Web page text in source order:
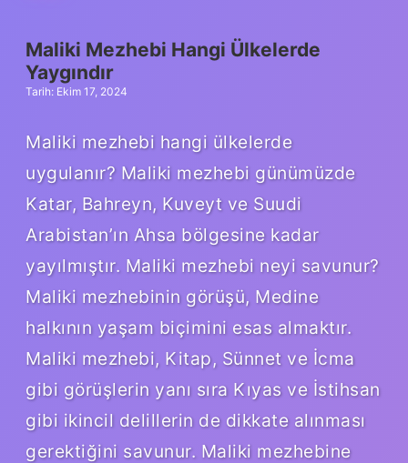
Maliki Mezhebi Hangi Ülkelerde
Yaygındır
Tarih: Ekim 17, 2024
Maliki mezhebi hangi ülkelerde
uygulanır? Maliki mezhebi günümüzde
Katar, Bahreyn, Kuveyt ve Suudi
Arabistan’ın Ahsa bölgesine kadar
yayılmıştır. Maliki mezhebi neyi savunur?
Maliki mezhebinin görüşü, Medine
halkının yaşam biçimini esas almaktır.
Maliki mezhebi, Kitap, Sünnet ve İcma
gibi görüşlerin yanı sıra Kıyas ve İstihsan
gibi ikincil delillerin de dikkate alınması
gerektiğini savunur. Maliki mezhebine